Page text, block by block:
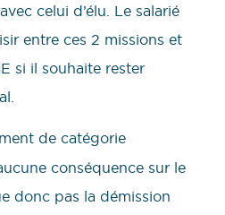
celui d’élu. Le salarié
entre ces 2 missions et
si il souhaite rester
de catégorie
conséquence sur le
donc pas la démission